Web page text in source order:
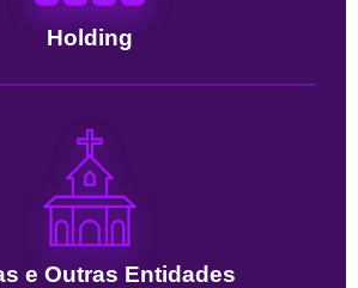
Holding
e Outras Entidades